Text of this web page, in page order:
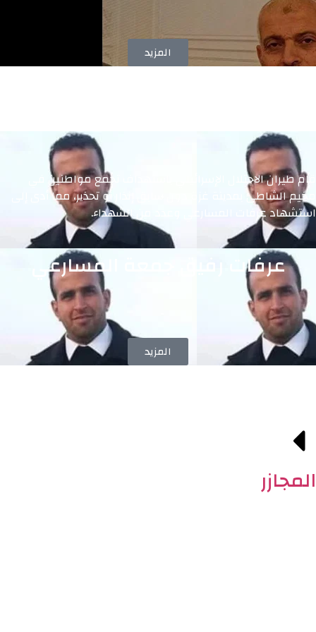
المزيد
عرفات رفيق جمعة المسارعي
قام طيران الاحتلال الإسرائيلي باستهداف تجمع مواطنين في
مخيم الشاطئ بمدينة غزة دون سابق إنذار أو تحذير، مما أدى إلى
استشهاد عرفات المسارعي وعدد من الشهداء.
المزيد
المجازر